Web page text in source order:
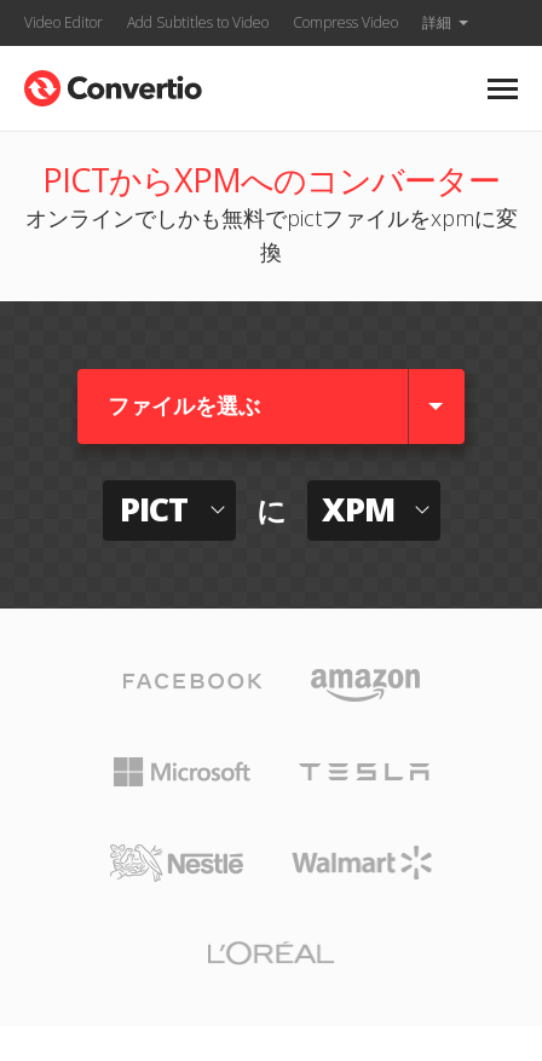
Video Editor Add Subtitles to Video Compress Video 詳細
PICTからXPMへのコンバーター
オンラインでしかも無料でpictファイルをxpmに変
換
ファイルを選ぶ
PICT に XPM